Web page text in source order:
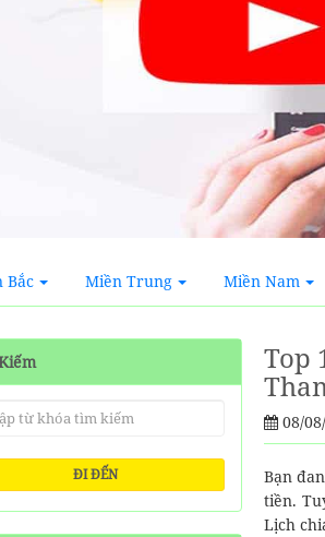
Bắc Miền Trung Miền Nam
ĐI ĐẾN
Top
08/
Bạn
tiền.
Lịch